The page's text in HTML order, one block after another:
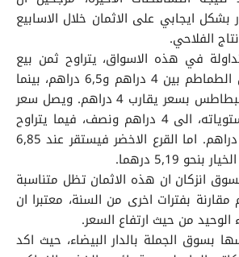
ايجابي على الاثمان خلال الاسابيع
الفلاحي.
في هذه الاسواق، يتراوح ثمن بيع
الكيلوغرام الواحد من الطماطم بين 4 دراهم و6,5 دراهم، بينما
يباع الكيلوغرام من البطاطس بسعر يقارب 4 دراهم. ويصل سعر
البصل، في اعلى مستوياته، الى 4 دراهم ونصف، فيما يتراوح
سعر الجزر بين 3 و5 دراهم. اما القرع الاخضر فيستقر عند 6,85
5,19 درهما.
انزكان ان هذه الاثمان تظل متناسبة
بفترات اخرى من السنة، معتبرا ان
الوحيد من حيث ارتفاع السعر.
بسوق الجملة بالدار البيضاء، حيث اكد